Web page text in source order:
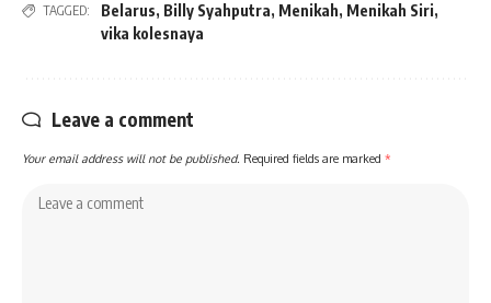
TAGGED: Belarus, Billy Syahputra, Menikah, Menikah Siri,
vika kolesnaya
Leave a comment
Your email address will not be published. Required fields are marked *